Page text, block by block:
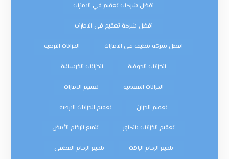
افضل شركات تعقيم في الامارات
افضل شركة تعقيم في الامارات
افضل شركة تنظيف في الامارات الخزانات الأرضية
الخزانات الجوفية الخزانات الخرسانية
الخزانات المعدنية تعقيم الامارات
تعقيم الخزان تعقيم الخزانات الارضية
تعقيم الخزانات بالكلور تلميع الرخام الأبيض
تلميع الرخام الباهت تلميع الرخام المطفي